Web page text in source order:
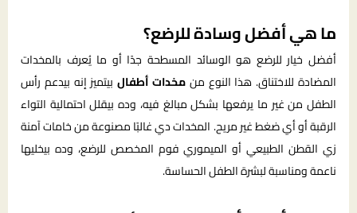
ما هي أفضل وسادة للرضع؟
أفضل خيار للرضع هو الوسائد المسطحة جدًا أو ما يُعرف بالمخدات
المضادة للاختناق. هذا النوع منمخدات أطفالبيتميز إنه بيدعم رأس
الطفل من غير ما يرفعها بشكل مبالغ فيه، وده بيقلل احتمالية التواء
الرقبة أو أي ضغط غير مريح. المخدات دي غالبًا مصنوعة من خامات آمنة
زي القطن الطبيعي أو الميموري فوم المخصص للرضع، وده بيخليها
ناعمة ومناسبة لبشرة الطفل الحساسة.